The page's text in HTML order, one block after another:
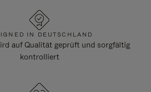
IN DEUTSCHLAND
auf Qualität geprüft und sorgfältig
kontrolliert